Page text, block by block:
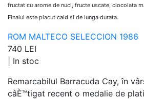
fructat cu arome de nuci, fructe uscate, ciocolata
Finalul este placut cald si de lunga durata.
ROM MALTECO SELECCION 1986
740 LEI
In stoc
Remarcabilul Barracuda Cay, în
câÈ™tigat recent o medalie de